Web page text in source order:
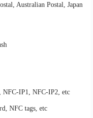
Australian Postal, Japan
NFC-IP1, NFC-IP2, etc
NFC tags, etc